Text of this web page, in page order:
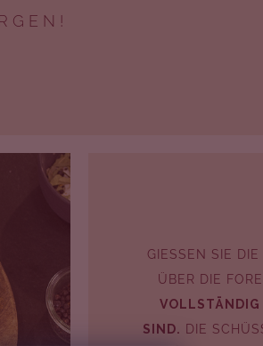
GIESSEN SIE
ÜBER DIE
SIND. DIE